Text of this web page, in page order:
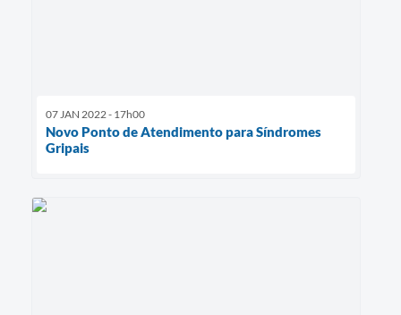
07 JAN 2022 - 17h00
Novo Ponto de Atendimento para Síndromes
Gripais